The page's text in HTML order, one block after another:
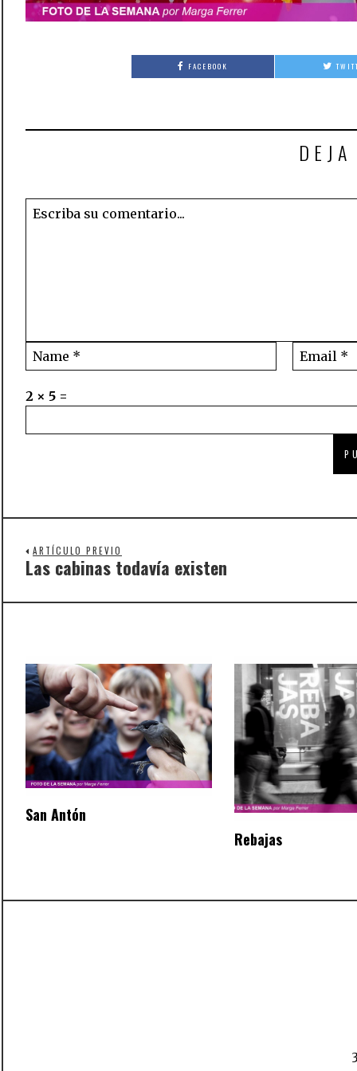
FACEBOOK
2 × 5 =
ARTÍCULO PREVIO
Previous
Las cabinas todavía existen
San Antón
Rebajas